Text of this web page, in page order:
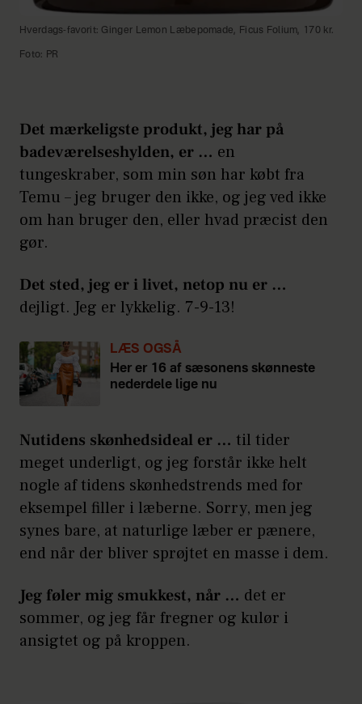
Hverdags-favorit: Ginger Lemon Læbepomade, Ficus Folium, 170 kr.
Foto: PR
Det mærkeligste produkt, jeg har på
badeværelseshylden, er … en
tungeskraber, som min søn har købt fra
Temu – jeg bruger den ikke, og jeg ved ikke
om han bruger den, eller hvad præcist den
gør.
Det sted, jeg er i livet, netop nu er …
dejligt. Jeg er lykkelig. 7-9-13!
LÆS OGSÅ
Her er 16 af sæsonens skønneste
nederdele lige nu
Nutidens skønhedsideal er … til tider
meget underligt, og jeg forstår ikke helt
nogle af tidens skønhedstrends med for
eksempel filler i læberne. Sorry, men jeg
synes bare, at naturlige læber er pænere,
end når der bliver sprøjtet en masse i dem.
Jeg føler mig smukkest, når … det er
sommer, og jeg får fregner og kulør i
ansigtet og på kroppen.